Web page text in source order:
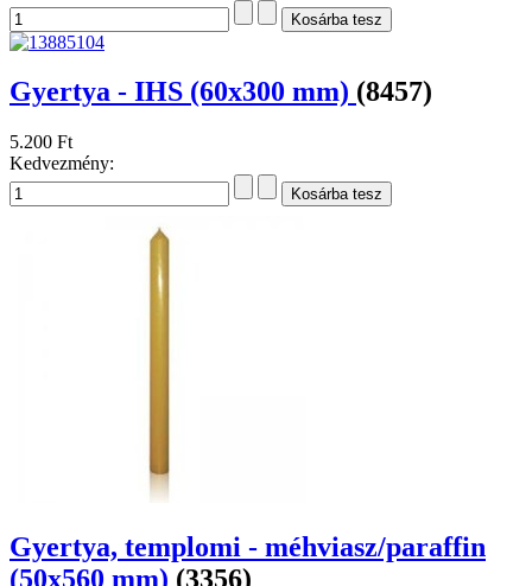
Gyertya - IHS (60x300 mm) (8457)
5.200 Ft
Kedvezmény:
Gyertya, templomi - méhviasz/paraffin
(50x560 mm) (3356)